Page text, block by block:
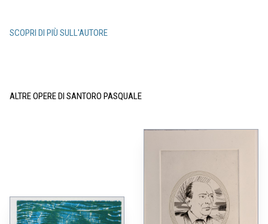
SCOPRI DI PIÙ SULL'AUTORE
ALTRE OPERE DI SANTORO PASQUALE